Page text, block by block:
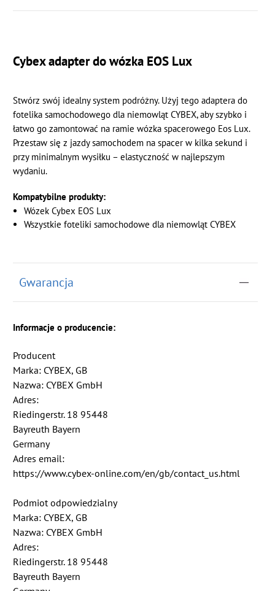
Cybex adapter do wózka EOS Lux
Stwórz swój idealny system podróżny. Użyj tego adaptera do
fotelika samochodowego dla niemowląt CYBEX, aby szybko i
łatwo go zamontować na ramie wózka spacerowego Eos Lux.
Przestaw się z jazdy samochodem na spacer w kilka sekund i
przy minimalnym wysiłku – elastyczność w najlepszym
wydaniu.
Kompatybilne produkty:
Wózek Cybex EOS Lux
Wszystkie foteliki samochodowe dla niemowląt CYBEX
Gwarancja
Informacje o producencie:
Producent
Marka: CYBEX, GB
Nazwa: CYBEX GmbH
Adres:
Riedingerstr. 18 95448
Bayreuth Bayern
Germany
Adres email:
https://www.cybex-online.com/en/gb/contact_us.html
Podmiot odpowiedzialny
Marka: CYBEX, GB
Nazwa: CYBEX GmbH
Adres:
Riedingerstr. 18 95448
Bayreuth Bayern